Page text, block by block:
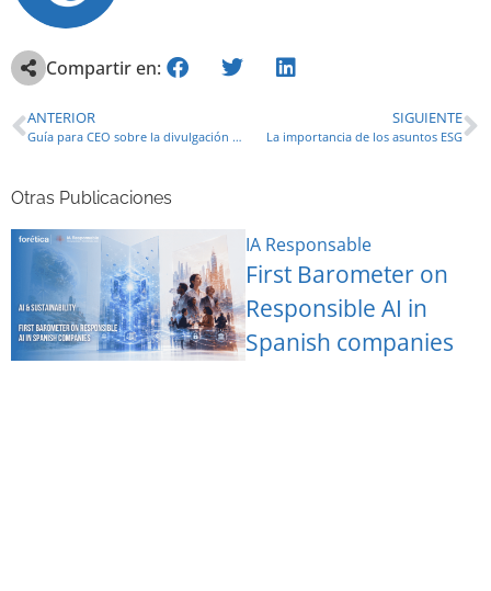
Compartir en:
ANTERIOR
Guía para CEO sobre la divulgación de información financiera relacionada con el clima
SIGUIENTE
La importancia de los asuntos ESG
Otras Publicaciones
IA Responsable
First Barometer on
Responsible AI in
Spanish companies